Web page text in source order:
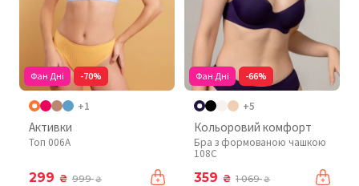
Фан Дні -70%
+1
Активки
Топ 006A
299 ₴ 999₴
Фан Дні -66%
+5
Кольоровий комфорт
Бра з формованою чашкою
108C
359 ₴ 1 069₴